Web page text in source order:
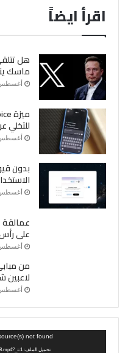
اقرأ ايضاً
ماسك
أغسطس 8,
للتخلي
أغسطس 8,
أغسطس 8,
عمالقة
على رأس أفضل
أغسطس 8,
لاعبين
أغسطس 8,
not found
تحميل الملف: https://7areer.com/wp-content/uploads/2019/02/voda2018.mp4?_=1